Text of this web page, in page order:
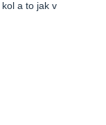
a to jak v